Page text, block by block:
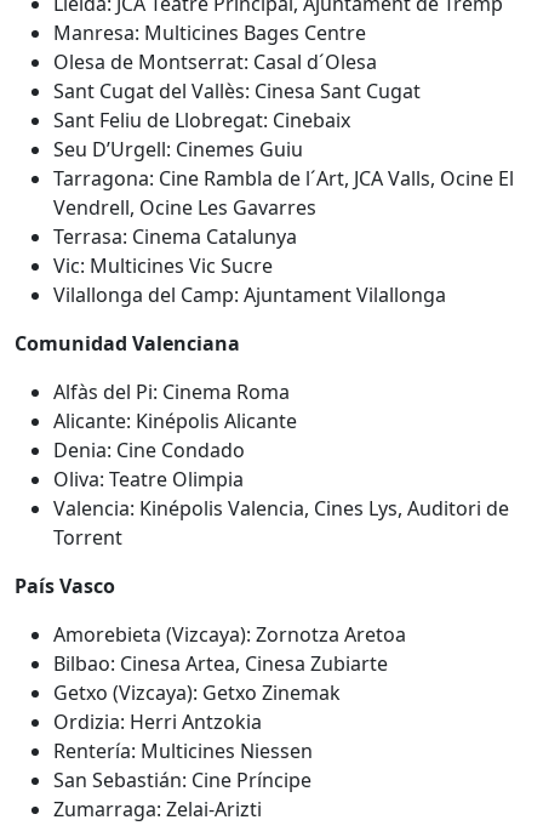
Manresa: Multicines Bages Centre
Olesa de Montserrat: Casal d´Olesa
Sant Cugat del Vallès: Cinesa Sant Cugat
Sant Feliu de Llobregat: Cinebaix
Seu D’Urgell: Cinemes Guiu
Tarragona: Cine Rambla de l´Art, JCA Valls, Ocine El
Vendrell, Ocine Les Gavarres
Terrasa: Cinema Catalunya
Vic: Multicines Vic Sucre
Vilallonga del Camp: Ajuntament Vilallonga
Comunidad Valenciana
Alfàs del Pi: Cinema Roma
Alicante: Kinépolis Alicante
Denia: Cine Condado
Oliva: Teatre Olimpia
Valencia: Kinépolis Valencia, Cines Lys, Auditori de
Torrent
País Vasco
Amorebieta (Vizcaya): Zornotza Aretoa
Bilbao: Cinesa Artea, Cinesa Zubiarte
Getxo (Vizcaya): Getxo Zinemak
Ordizia: Herri Antzokia
Rentería: Multicines Niessen
San Sebastián: Cine Príncipe
Zumarraga: Zelai-Arizti